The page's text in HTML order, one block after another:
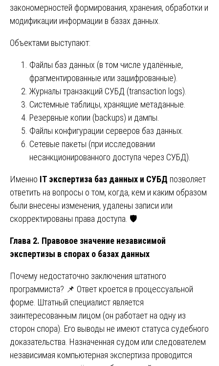
закономерностей формирования, хранения, обработки и
модификации информации в базах данных.
Объектами выступают:
Файлы баз данных (в том числе удалённые,
фрагментированные или зашифрованные).
Журналы транзакций СУБД (transaction logs).
Системные таблицы, хранящие метаданные.
Резервные копии (backups) и дампы.
Файлы конфигурации серверов баз данных.
Сетевые пакеты (при исследовании
несанкционированного доступа через СУБД).
Именно IT экспертиза баз данных и СУБД позволяет
ответить на вопросы о том, когда, кем и каким образом
были внесены изменения, удалены записи или
скорректированы права доступа. 🛡️
Глава 2. Правовое значение независимой
экспертизы в спорах о базах данных
Почему недостаточно заключения штатного
программиста? 📌 Ответ кроется в процессуальной
форме. Штатный специалист является
заинтересованным лицом (он работает на одну из
сторон спора). Его выводы не имеют статуса судебного
доказательства. Назначенная судом или следователем
независимая компьютерная экспертиза проводится